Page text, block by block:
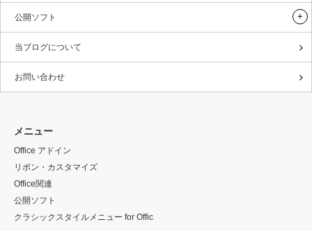
公開ソフト
当ブログについて
お問い合わせ
メニュー
Office アドイン
リボン・カスタマイズ
Office関連
公開ソフト
クラシックスタイルメニュー for Offic